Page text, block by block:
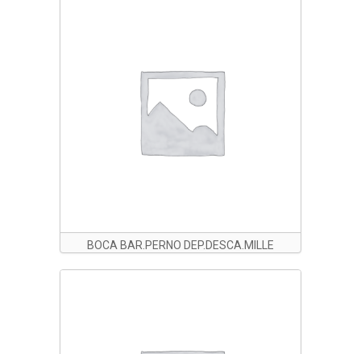
BOCA BAR.PERNO DEP.DESCA.MILLE